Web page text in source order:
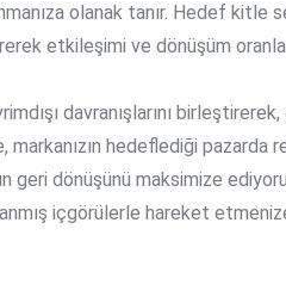
olanak tanır. Hedef kitle
etkileşimi ve dönüşüm
davranışlarını
hedeflediği pazarda
geri dönüşünü maksimize
içgörülerle hareket